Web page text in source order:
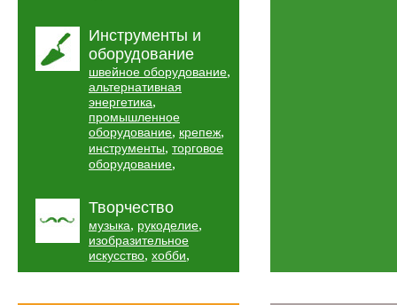
Инструменты и
оборудование
швейное оборудование,
альтернативная
энергетика,
промышленное
оборудование, крепеж,
инструменты, торговое
оборудование,
Творчество
музыка, рукоделие,
изобразительное
искусство, хобби,